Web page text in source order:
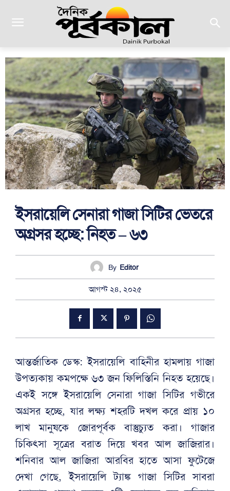
ইসরায়েলি সেনারা গাজা সিটির ভেতরে
অগ্রসর হচ্ছে: নিহত – ৬৩
By Editor
আগস্ট ২৪, ২০২৫
আন্তর্জাতিক ডেস্ক: ইসরায়েলি বাহিনীর হামলায় গাজা
উপত্যকায় কমপক্ষে ৬৩ জন ফিলিস্তিনি নিহত হয়েছে।
একই সঙ্গে ইসরায়েলি সেনারা গাজা সিটির গভীরে
অগ্রসর হচ্ছে, যার লক্ষ্য শহরটি দখল করে প্রায় ১০
লাখ মানুষকে জোরপূর্বক বাস্তুচ্যুত করা। গাজার
চিকিৎসা সূত্রের বরাত দিয়ে খবর আল জাজিরার।
শনিবার আল জাজিরা আরবির হাতে আসা ফুটেজে
দেখা গেছে, ইসরায়েলি ট্যাঙ্ক গাজা সিটির সাবরা